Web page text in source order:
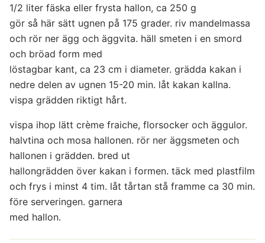
1/2 liter fäska eller frysta hallon, ca 250 g
gör så här sätt ugnen på 175 grader. riv mandelmassa
och rör ner ägg och äggvita. häll smeten i en smord
och bröad form med
löstagbar kant, ca 23 cm i diameter. grädda kakan i
nedre delen av ugnen 15-20 min. låt kakan kallna.
vispa grädden riktigt hårt.
vispa ihop lätt crème fraiche, florsocker och äggulor.
halvtina och mosa hallonen. rör ner äggsmeten och
hallonen i grädden. bred ut
hallongrädden över kakan i formen. täck med plastfilm
och frys i minst 4 tim. låt tårtan stå framme ca 30 min.
före serveringen. garnera
med hallon.